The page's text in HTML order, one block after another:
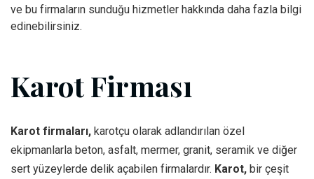
ve bu firmaların sunduğu hizmetler hakkında daha fazla bilgi
edinebilirsiniz.
Karot Firması
Karot firmaları, karotçu olarak adlandırılan özel
ekipmanlarla beton, asfalt, mermer, granit, seramik ve diğer
sert yüzeylerde delik açabilen firmalardır. Karot, bir çeşit